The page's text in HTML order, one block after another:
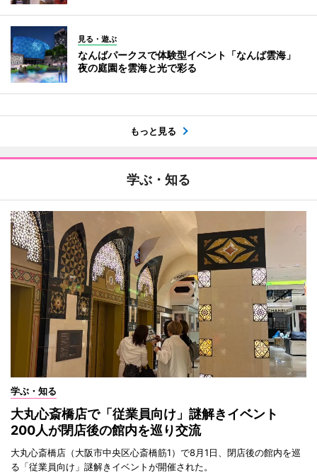
見る・遊ぶ
なんばパークスで体験型イベント「なんば雲海」
夜の庭園を雲海と光で彩る
もっと見る
学ぶ・知る
学ぶ・知る
大丸心斎橋店で「従業員向け」謎解きイベント
200人が閉店後の館内を巡り交流
大丸心斎橋店（大阪市中央区心斎橋筋1）で8月1日、閉店後の館内を巡
る「従業員向け」謎解きイベントが開催された。